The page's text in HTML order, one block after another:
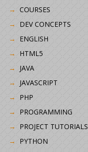
COURSES
DEV CONCEPTS
ENGLISH
HTML5
JAVA
JAVASCRIPT
PHP
PROGRAMMING
PROJECT TUTORIALS
PYTHON